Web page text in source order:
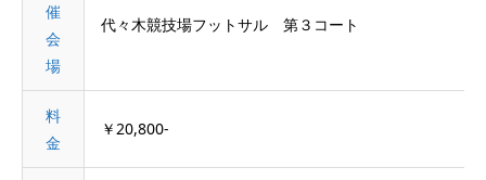
催
会
場
代々木競技場フットサル 第３コート
料
金
￥20,800-